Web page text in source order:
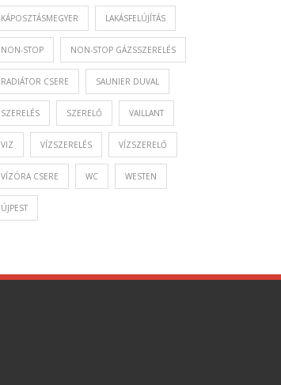
KÁPOSZTÁSMEGYER LAKÁSFELÚJÍTÁS
NON-STOP NON-STOP GÁZSSZERELÉS
RADIÁTOR CSERE SAUNIER DUVAL
SZERELÉS SZERELŐ VAILLANT
VIZ VÍZSZERELÉS VÍZSZERELŐ
VÍZÓRA CSERE WC WESTEN
ÚJPEST